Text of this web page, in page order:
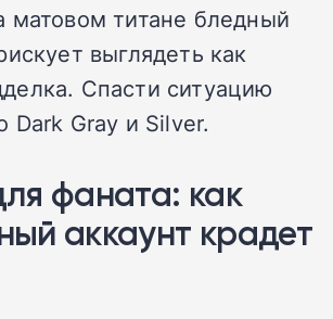
матовом титане бледный
выглядеть как
Спасти ситуацию
Dark Gray и Silver.
фаната: как
аккаунт крадет